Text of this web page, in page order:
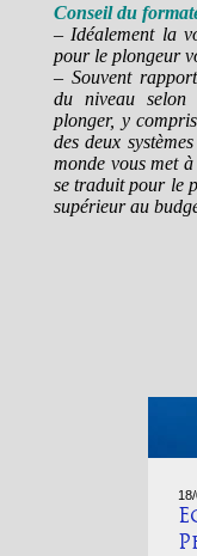
Conseil du
– Idéalement la
pour le plongeur
– Souvent
du niveau selon
plonger, y
des deux
monde vous met
se traduit pour le
supérieur au